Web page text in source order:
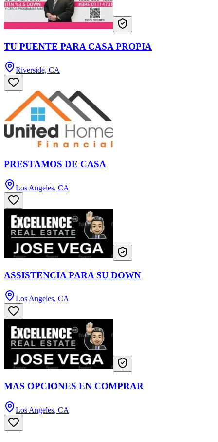
TU PUENTE PARA CASA PROPIA
Riverside, CA
PRESTAMOS DE CASA
Los Angeles, CA
ASSISTENCIA PARA SU DOWN
Los Angeles, CA
MAS OPCIONES EN COMPRAR
Los Angeles, CA